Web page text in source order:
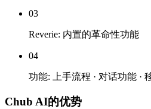
03
Reverie: 内置的革命性功能
04
功能: 上手流程 · 对话功能 ·
Chub AI的优势